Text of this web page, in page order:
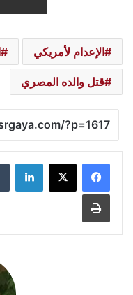
الإعدام لأمريكي
قتل والده المصري
طباعة